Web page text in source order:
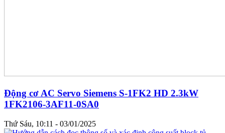
Động cơ AC Servo Siemens S-1FK2 HD 2.3kW
1FK2106-3AF11-0SA0
Thứ Sáu, 10:11 - 03/01/2025